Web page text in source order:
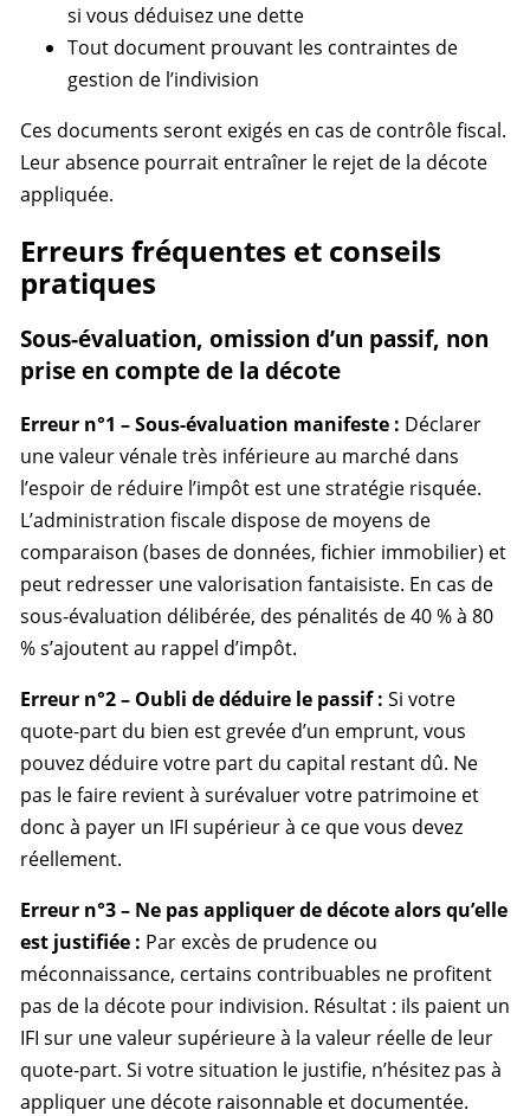
si vous déduisez une dette
Tout document prouvant les contraintes de
gestion de l’indivision
Ces documents seront exigés en cas de contrôle fiscal.
Leur absence pourrait entraîner le rejet de la décote
appliquée.
Erreurs fréquentes et conseils
pratiques
Sous-évaluation, omission d’un passif, non
prise en compte de la décote
Erreur n°1 – Sous-évaluation manifeste : Déclarer
unevaleur vénaletrès inférieure au marché dans
l’espoir de réduire l’impôt est une stratégie risquée.
L’administration fiscale dispose de moyens de
comparaison (bases de données, fichier immobilier) et
peut redresser une valorisation fantaisiste. En cas de
sous-évaluation délibérée, des pénalités de 40 % à 80
% s’ajoutent au rappel d’impôt.
Erreur n°2 – Oubli de déduire le passif : Si votre
quote-partdu bien est grevée d’un emprunt, vous
pouvez déduire votre part du capital restant dû. Ne
pas le faire revient à surévaluer votre patrimoine et
donc à payer un IFI supérieur à ce que vous devez
réellement.
Erreur n°3 – Ne pas appliquer de décote alors qu’elle
est justifiée : Par excès de prudence ou
méconnaissance, certains contribuables ne profitent
pas de la décote pour indivision. Résultat : ils paient un
IFI sur une valeur supérieure à la valeur réelle de leur
quote-part. Si votre situation le justifie, n’hésitez pas à
appliquer une décote raisonnable et documentée.